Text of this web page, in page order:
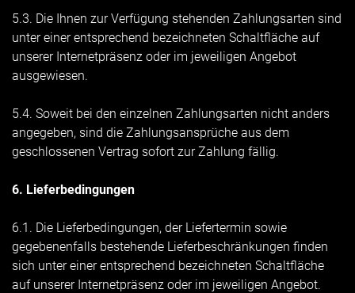
5.3. Die Ihnen zur Verfügung stehenden Zahlungsarten sind
unter einer entsprechend bezeichneten Schaltfläche auf
unserer Internetpräsenz oder im jeweiligen Angebot
ausgewiesen.
5.4. Soweit bei den einzelnen Zahlungsarten nicht anders
angegeben, sind die Zahlungsansprüche aus dem
geschlossenen Vertrag sofort zur Zahlung fällig.
6. Lieferbedingungen
6.1. Die Lieferbedingungen, der Liefertermin sowie
gegebenenfalls bestehende Lieferbeschränkungen finden
sich unter einer entsprechend bezeichneten Schaltfläche
auf unserer Internetpräsenz oder im jeweiligen Angebot.